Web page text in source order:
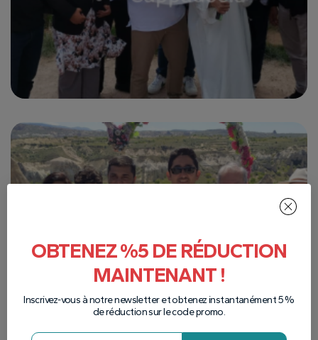
OBTENEZ %5 DE RÉDUCTION
MAINTENANT !
Inscrivez-vous à notre newsletter et obtenez instantanément 5 %
de réduction sur le code promo.